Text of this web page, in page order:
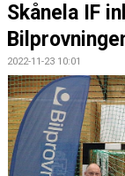
PARTNERS
MATCHER
KALENDER
KONTAKT LAG
Skånela IF
2022-11-23 10:01